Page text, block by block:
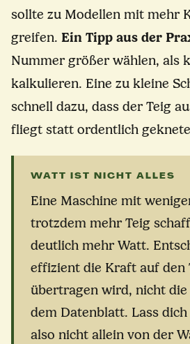
sollte zu Modellen mit mehr
greifen. Ein Tipp aus der
Nummer größer wählen, als
kalkulieren. Eine zu kleine
schnell dazu, dass der Teig
fliegt statt ordentlich
WATT IST NICHT ALLES
Eine Maschine mit
trotzdem mehr Teig
deutlich mehr Watt.
effizient die Kraft auf den
übertragen wird, nicht
dem Datenblatt. Lass
also nicht allein von der